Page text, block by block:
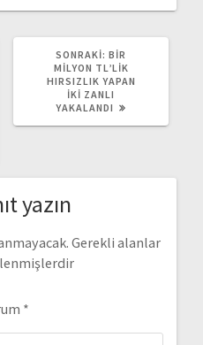
SONRAKI: SONRAKI
YAZI:
BIR
MILYON TL’LIK
HIRSIZLIK YAPAN
İKI ZANLI
YAKALANDI
yazın
Gerekli alanlar
*